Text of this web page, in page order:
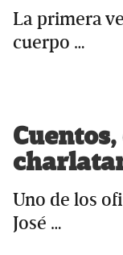
La primera
cuerpo …
Uno de los
José …